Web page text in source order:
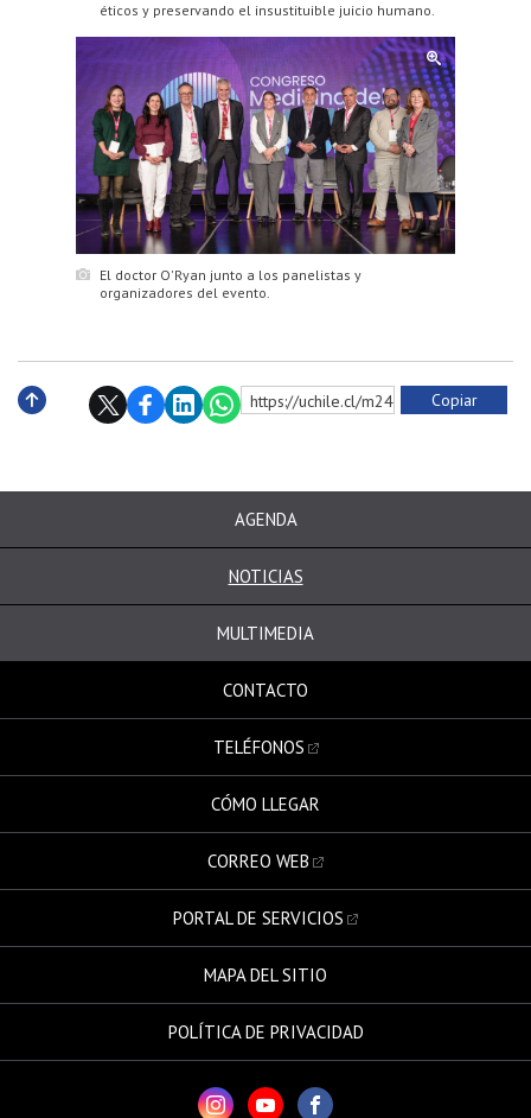
éticos y preservando el insustituible juicio humano.
El doctor O'Ryan junto a los panelistas y
organizadores del evento.
https://uchile.cl/m240854 Copiar
AGENDA
NOTICIAS
MULTIMEDIA
CONTACTO
TELÉFONOS
CÓMO LLEGAR
CORREO WEB
PORTAL DE SERVICIOS
MAPA DEL SITIO
POLÍTICA DE PRIVACIDAD